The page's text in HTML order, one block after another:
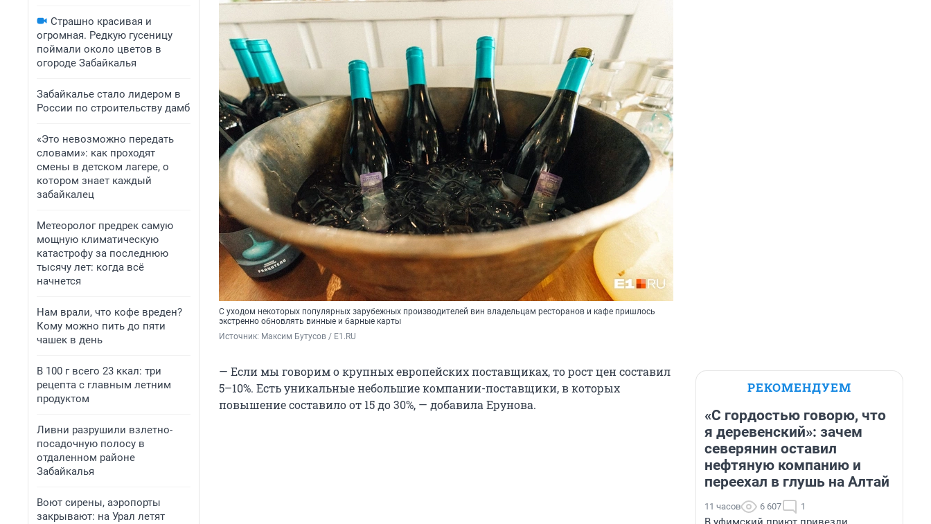
Страшно красивая и
огромная. Редкую гусеницу
поймали около цветов в
огороде Забайкалья
Забайкалье стало лидером в
России по строительству дамб
«Это невозможно передать
словами»: как проходят
смены в детском лагере, о
котором знает каждый
забайкалец
Метеоролог предрек самую
мощную климатическую
катастрофу за последнюю
тысячу лет: когда всё
начнется
Нам врали, что кофе вреден?
Кому можно пить до пяти
чашек в день
В 100 г всего 23 ккал: три
рецепта с главным летним
продуктом
Ливни разрушили взлетно-
посадочную полосу в
отдаленном районе
Забайкалья
Воют сирены, аэропорты
закрывают: на Урал летят
С уходом некоторых популярных зарубежных производителей вин владельцам ресторанов и кафе пришлось
экстренно обновлять винные и барные карты
Источник: Максим Бутусов / E1.RU
— Если мы говорим о крупных европейских поставщиках, то рост цен составил
5–10%. Есть уникальные небольшие компании-поставщики, в которых
повышение составило от 15 до 30%, — добавила Ерунова.
РЕКОМЕНДУЕМ
«С гордостью говорю, что
я деревенский»: зачем
северянин оставил
нефтяную компанию и
переехал в глушь на Алтай
11 часов 6 607 1